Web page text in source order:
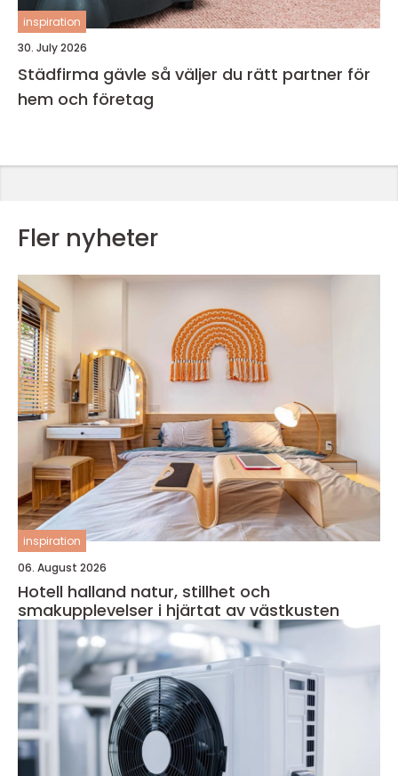
inspiration
30. July 2026
Städfirma gävle så väljer du rätt partner för
hem och företag
Fler nyheter
inspiration
06. August 2026
Hotell halland natur, stillhet och
smakupplevelser i hjärtat av västkusten